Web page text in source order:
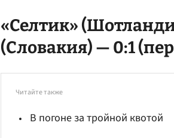
«Селтик»
(Словакия) — 0:1
Читайте также
В погоне за тройной квотой